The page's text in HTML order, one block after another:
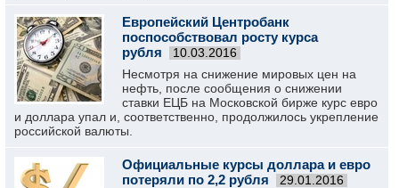
Европейский Центробанк
поспособствовал росту курса
рубля
10.03.2016
Несмотря на снижение мировых цен на
нефть, после сообщения о снижении
ставки ЕЦБ на Московской бирже курс евро
и доллара упал и, соответственно, продолжилось укрепление
российской валюты.
Официальные курсы доллара и евро
потеряли по 2,2 рубля
29.01.2016